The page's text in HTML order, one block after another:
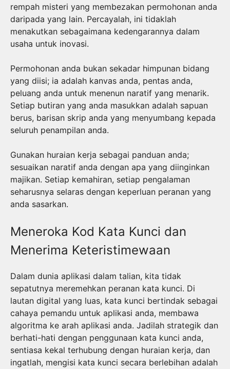
rempah misteri yang membezakan permohonan anda
daripada yang lain. Percayalah, ini tidaklah
menakutkan sebagaimana kedengarannya dalam
usaha untuk inovasi.
Permohonan anda bukan sekadar himpunan bidang
yang diisi; ia adalah kanvas anda, pentas anda,
peluang anda untuk menenun naratif yang menarik.
Setiap butiran yang anda masukkan adalah sapuan
berus, barisan skrip anda yang menyumbang kepada
seluruh penampilan anda.
Gunakan huraian kerja sebagai panduan anda;
sesuaikan naratif anda dengan apa yang diinginkan
majikan. Setiap kemahiran, setiap pengalaman
seharusnya selaras dengan keperluan peranan yang
anda sasarkan.
Meneroka Kod Kata Kunci dan
Menerima Keteristimewaan
Dalam dunia aplikasi dalam talian, kita tidak
sepatutnya meremehkan peranan kata kunci. Di
lautan digital yang luas, kata kunci bertindak sebagai
cahaya pemandu untuk aplikasi anda, membawa
algoritma ke arah aplikasi anda. Jadilah strategik dan
berhati-hati dengan penggunaan kata kunci anda,
sentiasa kekal terhubung dengan huraian kerja, dan
ingatlah, mengisi kata kunci secara berlebihan adalah